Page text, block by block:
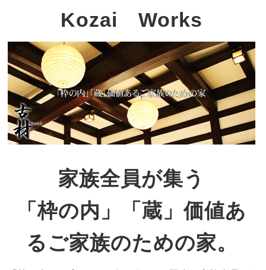
Kozai Works
家族全員が集う
「枠の内」「蔵」価値あ
るご家族のための家。